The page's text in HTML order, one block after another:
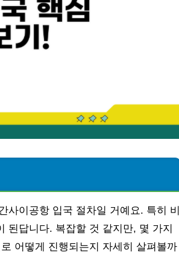
사이공항 입국 절차일 거예요. 특히 비
된답니다. 복잡할 것 같지만, 몇 가지
어떻게 진행되는지 자세히 살펴볼까